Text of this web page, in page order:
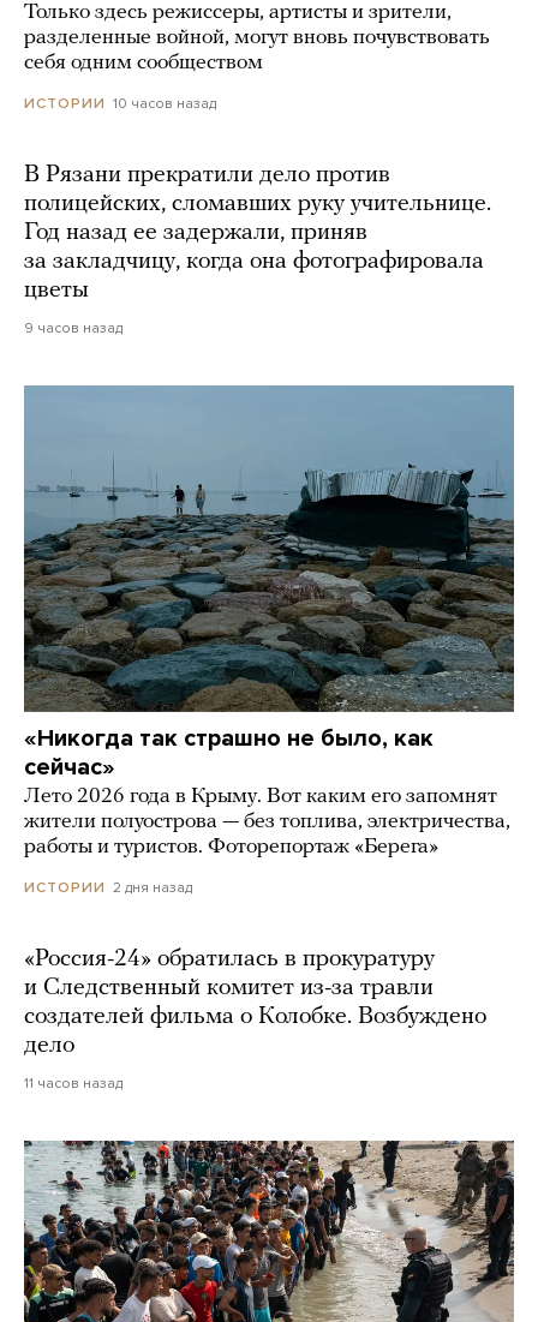
Только здесь режиссеры, артисты и зрители,
разделенные войной, могут вновь почувствовать
себя одним сообществом
ИСТОРИИ 10 часов назад
В Рязани прекратили дело против
полицейских, сломавших руку учительнице.
Год назад ее задержали, приняв
за закладчицу, когда она фотографировала
цветы
9 часов назад
«Никогда так страшно не было, как
сейчас»
Лето 2026 года в Крыму. Вот каким его запомнят
жители полуострова — без топлива, электричества,
работы и туристов. Фоторепортаж «Берега»
ИСТОРИИ 2 дня назад
«Россия-24» обратилась в прокуратуру
и Следственный комитет из-за травли
создателей фильма о Колобке. Возбуждено
дело
11 часов назад